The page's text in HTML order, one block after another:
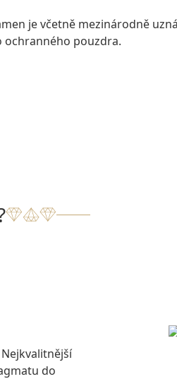
je včetně mezinárodně
ochranného pouzdra.
do